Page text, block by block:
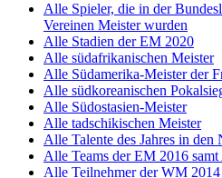
Alle Spieler, die in der
Vereinen Meister wurden
Alle Stadien der EM 2020
Alle südafrikanischen Meister
Alle Südamerika-Meister der
Alle südkoreanischen
Alle Südostasien-Meister
Alle tadschikischen Meister
Alle Talente des Jahres in den
Alle Teams der EM 2016 samt
Alle Teilnehmer der WM 2014